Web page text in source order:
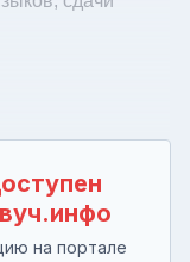
на портале